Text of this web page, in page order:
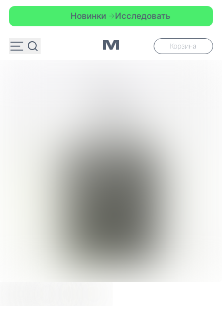
Новинки Исследовать
Корзина